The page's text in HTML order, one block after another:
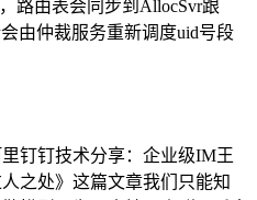
路由表会同步到AllocSvr跟
由仲裁服务重新调度uid号段
钉钉技术分享：企业级IM王
之处》这篇文章我们只能知